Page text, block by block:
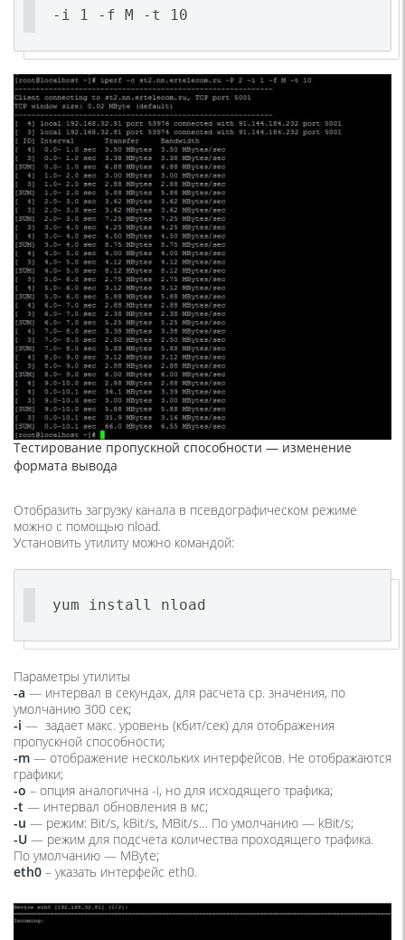
-i 1 -f M -t 10
Тестирование пропускной способности — изменение
формата вывода
Отобразить загрузку канала в псевдографическом режиме
можно с помощью nload.
Установить утилиту можно командой:
yum install nload
Параметры утилиты
-a — интервал в секундах, для расчета ср. значения, по
умолчанию 300 сек;
-i — задает макс. уровень (кбит/сек) для отображения
пропускной способности;
-m — отображение нескольких интерфейсов. Не отображаются
графики;
-o – опция аналогична -i, но для исходящего трафика;
-t — интервал обновления в мс;
-u — режим: Bit/s, kBit/s, MBit/s… По умолчанию — kBit/s;
-U — режим для подсчета количества проходящего трафика.
По умолчанию — MByte;
eth0 – указать интерфейс eth0.